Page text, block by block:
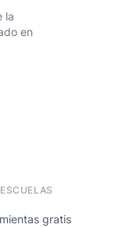
la
en
gratis